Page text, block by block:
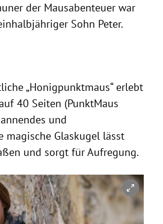
der Mausabenteuer war
Sohn Peter.
„Honigpunktmaus“ erlebt
40 Seiten (PunktMaus
und
magische Glaskugel lässt
und sorgt für Aufregung.
schließen